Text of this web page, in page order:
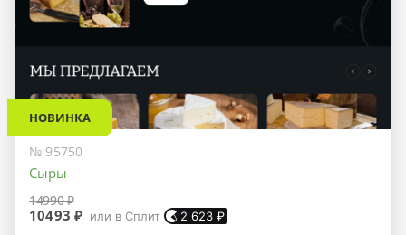
НОВИНКА
№ 95750
Сыры
14990 ₽
10493 ₽ или в Сплит 2 623 ₽